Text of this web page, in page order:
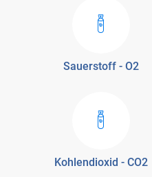
Sauerstoff - O2
Kohlendioxid - CO2